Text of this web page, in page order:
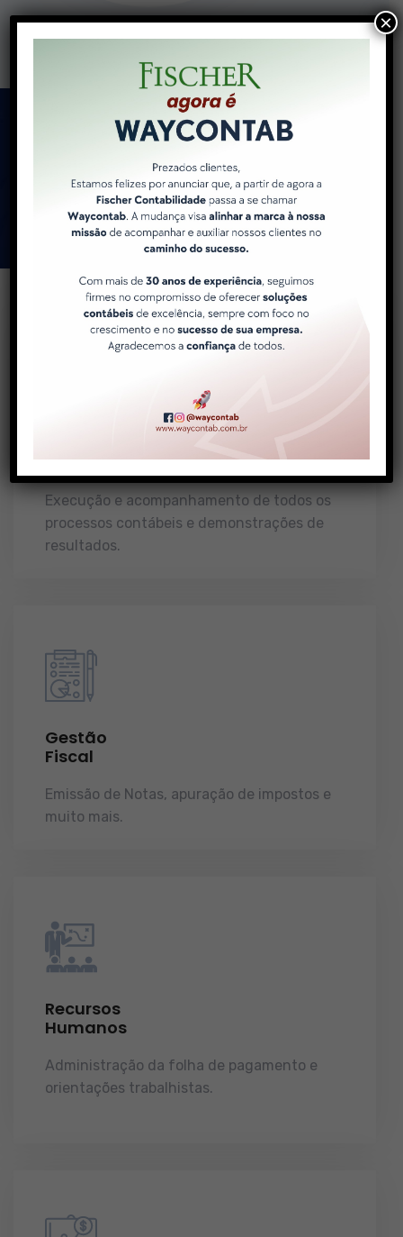
Como a WayContab pode
ajudar você e sua
empresa
Contábil
Execução e acompanhamento de todos os
processos contábeis e demonstrações de
resultados.
Gestão
Fiscal
Emissão de Notas, apuração de impostos e
muito mais.
Recursos
Humanos
Administração da folha de pagamento e
orientações trabalhistas.
×